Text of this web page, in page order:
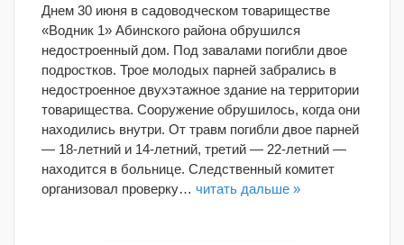
Днем 30 июня в садоводческом товариществе
«Водник 1» Абинского района обрушился
недостроенный дом. Под завалами погибли двое
подростков. Трое молодых парней забрались в
недостроенное двухэтажное здание на территории
товарищества. Сооружение обрушилось, когда они
находились внутри. От травм погибли двое парней
— 18-летний и 14-летний, третий — 22-летний —
находится в больнице. Следственный комитет
организовал проверку… читать дальше »